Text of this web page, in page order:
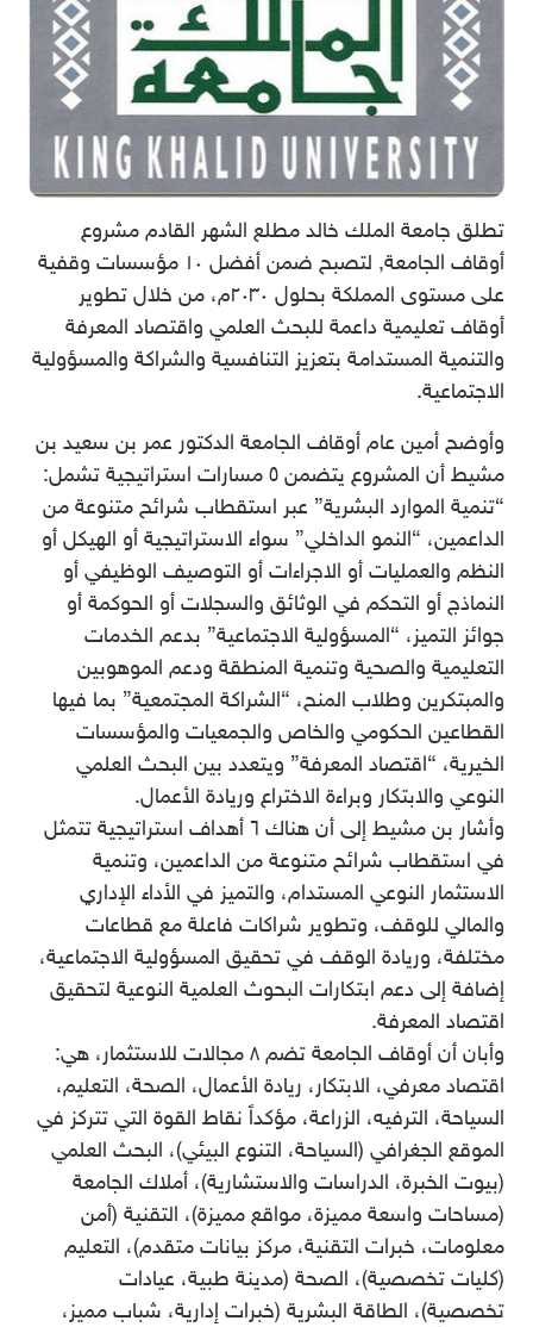
تطلق جامعة الملك خالد مطلع الشهر القادم مشروع
أوقاف الجامعة, لتصبح ضمن أفضل ١٠ مؤسسات وقفية
على مستوى المملكة بحلول ٢٠٣٠م، من خلال تطوير
أوقاف تعليمية داعمة للبحث العلمي واقتصاد المعرفة
والتنمية المستدامة بتعزيز التنافسية والشراكة والمسؤولية
الاجتماعية.
وأوضح أمين عام أوقاف الجامعة الدكتور عمر بن سعيد بن
مشيط أن المشروع يتضمن ٥ مسارات استراتيجية تشمل:
“تنمية الموارد البشرية” عبر استقطاب شرائح متنوعة من
الداعمين، “النمو الداخلي” سواء الاستراتيجية أو الهيكل أو
النظم والعمليات أو الاجراءات أو التوصيف الوظيفي أو
النماذج أو التحكم في الوثائق والسجلات أو الحوكمة أو
جوائز التميز، “المسؤولية الاجتماعية” بدعم الخدمات
التعليمية والصحية وتنمية المنطقة ودعم الموهوبين
والمبتكرين وطلاب المنح، “الشراكة المجتمعية” بما فيها
القطاعين الحكومي والخاص والجمعيات والمؤسسات
الخيرية، “اقتصاد المعرفة” ويتعدد بين البحث العلمي
النوعي والابتكار وبراءة الاختراع وريادة الأعمال.
وأشار بن مشيط إلى أن هناك ٦ أهداف استراتيجية تتمثل
في استقطاب شرائح متنوعة من الداعمين، وتنمية
الاستثمار النوعي المستدام، والتميز في الأداء الإداري
والمالي للوقف، وتطوير شراكات فاعلة مع قطاعات
مختلفة، وريادة الوقف في تحقيق المسؤولية الاجتماعية،
إضافة إلى دعم ابتكارات البحوث العلمية النوعية لتحقيق
اقتصاد المعرفة.
وأبان أن أوقاف الجامعة تضم ٨ مجالات للاستثمار، هي:
اقتصاد معرفي، الابتكار، ريادة الأعمال، الصحة، التعليم،
السياحة، الترفيه، الزراعة، مؤكداً نقاط القوة التي تتركز في
الموقع الجغرافي (السياحة، التنوع البيئي)، البحث العلمي
(بيوت الخبرة، الدراسات والاستشارية)، أملاك الجامعة
(مساحات واسعة مميزة، مواقع مميزة)، التقنية (أمن
معلومات، خبرات التقنية، مركز بيانات متقدم)، التعليم
(كليات تخصصية)، الصحة (مدينة طبية، عيادات
تخصصية)، الطاقة البشرية (خبرات إدارية، شباب مميز،